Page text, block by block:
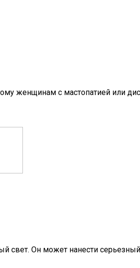
женщинам с мастопатией или
свет. Он может нанести